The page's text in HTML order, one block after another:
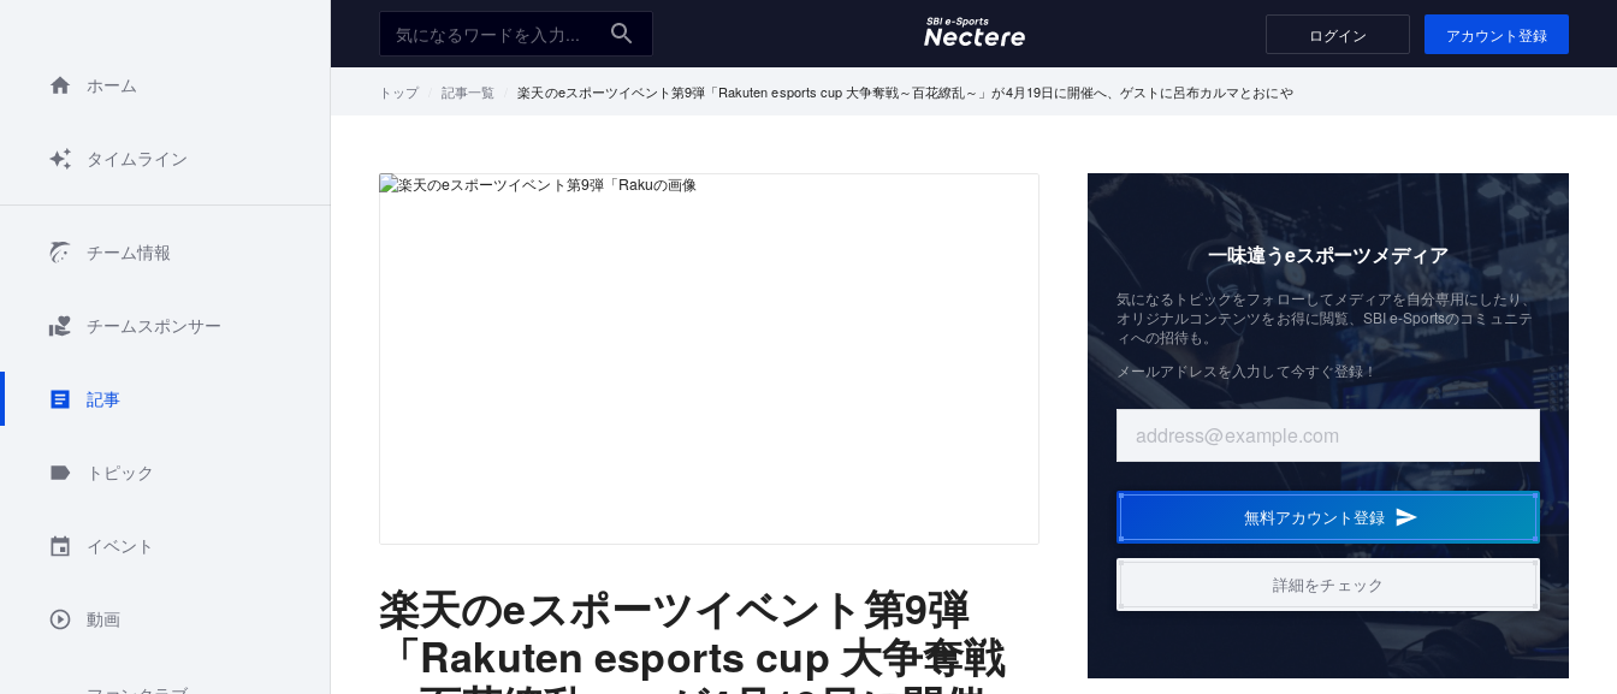
ホーム
タイムライン
チーム情報
チームスポンサー
記事
トピック
イベント
動画
ログイン アカウント登録
トップ 記事一覧 楽天のeスポーツイベント第9弾「Rakuten esports cup 大争奪戦～百花繚乱～」が4月19日に開催へ、ゲストに呂布カルマとおにや
楽天のeスポーツイベント第9弾
「Rakuten esports cup 大争奪戦
一味違うeスポーツメディア
気になるトピックをフォローしてメディアを自分専用にしたり、
オリジナルコンテンツをお得に閲覧、SBI e-Sportsのコミュニテ
ィへの招待も。
メールアドレスを入力して今すぐ登録！
無料アカウント登録
詳細をチェック